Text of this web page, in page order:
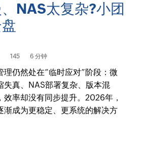
NAS太复杂?小团
145 6 分钟
理仍然处在“临时应对”阶段：微
失真、NAS部署复杂、版本混
效率却没有同步提升。2026年，
渐成为更稳定、更系统的解决方